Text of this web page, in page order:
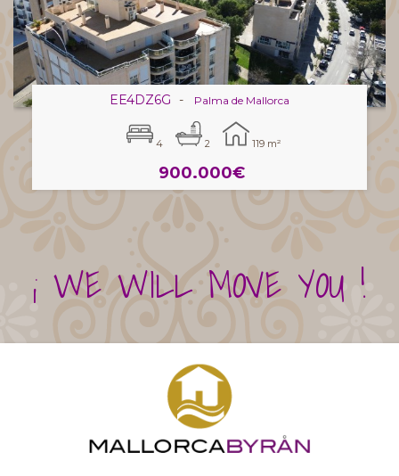
EE4DZ6G - Palma de Mallorca
4 2 119 m²
900.000€
¡ WE WILL MOVE YOU !